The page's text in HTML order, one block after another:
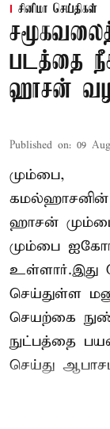
சினிமா செய்திகள்
படத்தை
ஹாசன்
Published on: 09
மும்பை,
கமல்ஹாசனின்
ஹாசன்
மும்பை
உள்ளார்.இது
செய்துள்ள
செயற்கை
நுட்பத்தை
செய்து